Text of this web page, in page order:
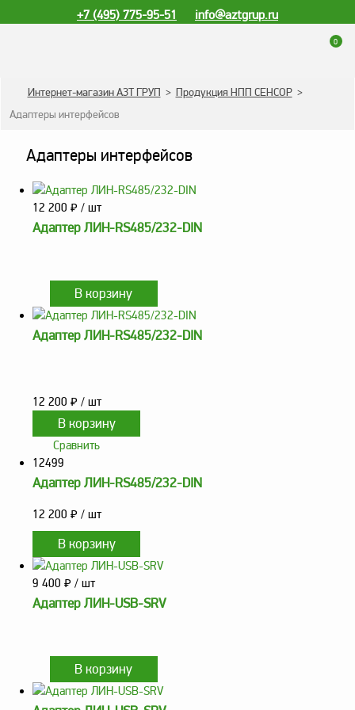
+7 (495) 775-95-51 info@aztgrup.ru
0
КАТАЛОГ ПРОДУКЦИИ
Топливораздаточные
Газораздаточные
колонки
Зарядные станции
для электромобилей
Запасные части к ТРК
и ГРК
Электронное
Пульты управления,
контроллеры
Устройства громкой
связи и оповещения
Краны раздаточные,
Резервуарное
оборудование
Запорная арматура
Насосы и насосные
Счетчики и фильтры
ФЖУ
Интернет-магазин АЗТ ГРУП > Продукция НПП СЕНСОР >
Адаптеры интерфейсов
Адаптеры интерфейсов
12 200 ₽ / шт
Адаптер ЛИН-RS485/232-DIN
Адаптер ЛИН-RS485/232-DIN
12 200 ₽ / шт
Сравнить
12499
Адаптер ЛИН-RS485/232-DIN
12 200 ₽ / шт
9 400 ₽ / шт
Адаптер ЛИН-USB-SRV